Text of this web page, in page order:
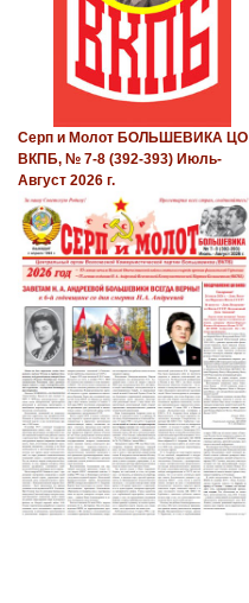
Серп и Молот БОЛЬШЕВИКА ЦО
ВКПБ, № 7-8 (392-393) Июль-
Август 2026 г.